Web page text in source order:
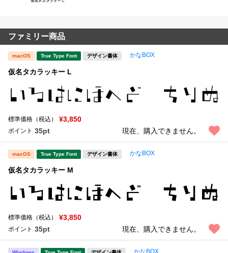
ファミリー商品
macOS True Type Font デザイン書体 かなBOX
仮名タカラッキー L
標準価格（税込） ¥3,850
ポイント 35pt 現在、購入できません。
macOS True Type Font デザイン書体 かなBOX
仮名タカラッキー M
標準価格（税込） ¥3,850
ポイント 35pt 現在、購入できません。
かなBOX